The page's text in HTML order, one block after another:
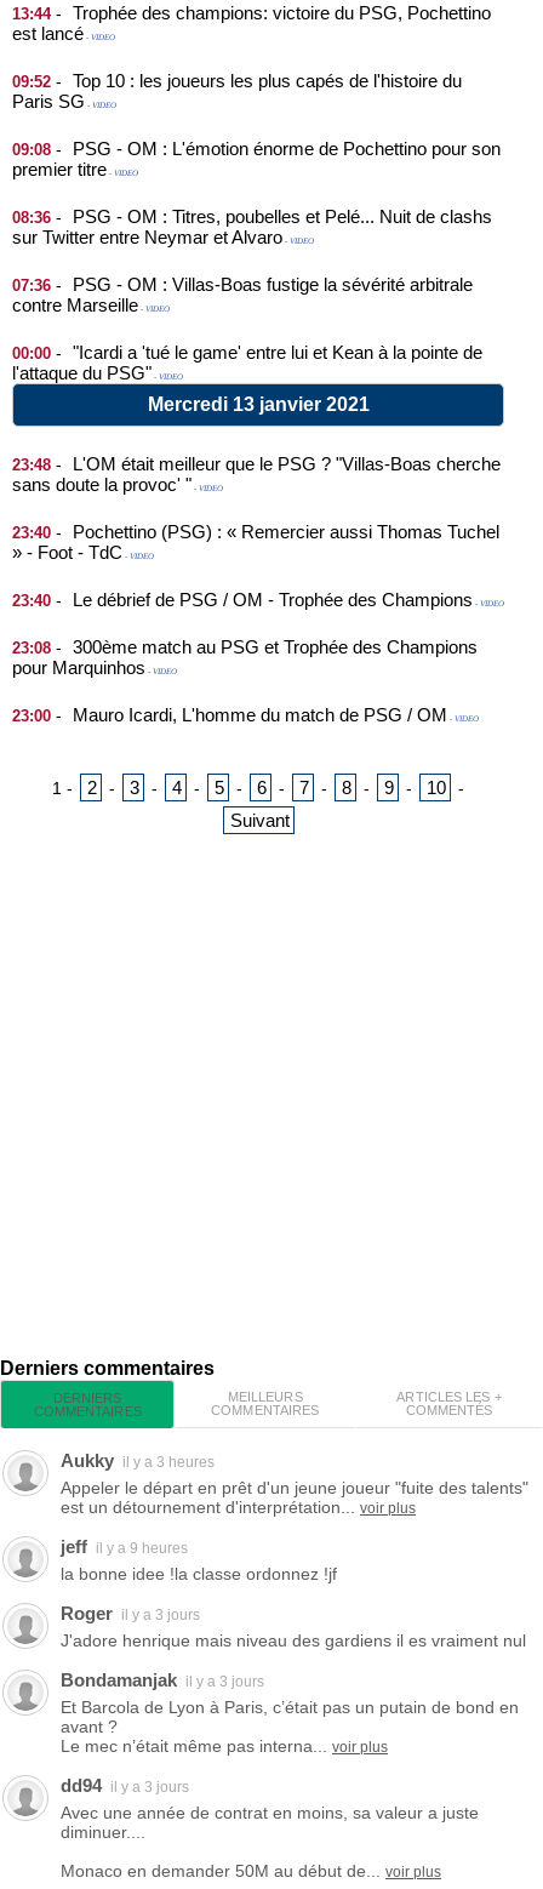
13:44-
Trophée des champions: victoire du PSG, Pochettino
est lancé - VIDEO
09:52 -
Top 10 : les joueurs les plus capés de l'histoire du
Paris SG - VIDEO
09:08 -
PSG - OM : L'émotion énorme de Pochettino pour son
premier titre - VIDEO
08:36 -
PSG - OM : Titres, poubelles et Pelé... Nuit de clashs
sur Twitter entre Neymar et Alvaro - VIDEO
07:36 -
PSG - OM : Villas-Boas fustige la sévérité arbitrale
contre Marseille - VIDEO
00:00 -
"Icardi a 'tué le game' entre lui et Kean à la pointe de
l'attaque du PSG" - VIDEO
Mercredi 13 janvier 2021
23:48 -
L'OM était meilleur que le PSG ? "Villas-Boas cherche
sans doute la provoc' " - VIDEO
23:40 -
Pochettino (PSG) : « Remercier aussi Thomas Tuchel
» - Foot - TdC - VIDEO
23:40 - Le débrief de PSG / OM - Trophée des Champions - VIDEO
23:08 -
300ème match au PSG et Trophée des Champions
pour Marquinhos - VIDEO
23:00 - Mauro Icardi, L'homme du match de PSG / OM - VIDEO
1 - 2 - 3 - 4 - 5 - 6 - 7 - 8 - 9 - 10 -
Suivant
Derniers commentaires
DERNIERS
COMMENTAIRES
MEILLEURS
COMMENTAIRES
ARTICLES LES +
COMMENTÉS
Aukky il y a 3 heures
Appeler le départ en prêt d'un jeune joueur "fuite des talents"
est un détournement d'interprétation...
voir plus
jeff il y a 9 heures
la bonne idee !la classe ordonnez !jf
Roger il y a 3 jours
J'adore henrique mais niveau des gardiens il es vraiment nul
Bondamanjak il y a 3 jours
Et Barcola de Lyon à Paris, c’était pas un putain de bond en
avant ?
Le mec n’était même pas interna...
voir plus
dd94 il y a 3 jours
Avec une année de contrat en moins, sa valeur a juste
diminuer....
Monaco en demander 50M au début de...
voir plus